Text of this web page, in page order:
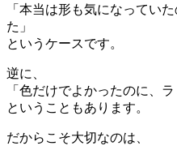
「本当は形も気になってい
た」
というケースです。
逆に、
「色だけでよかったのに、
ということもあります。
だからこそ大切なのは、